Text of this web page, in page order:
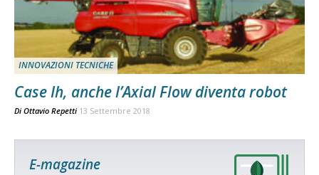
INNOVAZIONI TECNICHE
Case Ih, anche l’Axial Flow diventa robot
Di Ottavio Repetti 13 Settembre 2018
E-magazine